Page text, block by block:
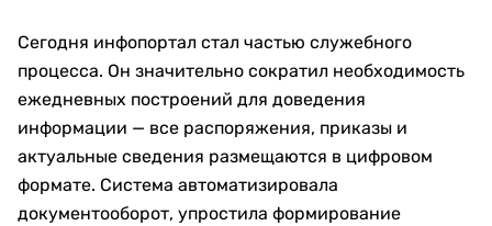
Сегодня инфопортал стал частью служебного
процесса. Он значительно сократил необходимость
ежедневных построений для доведения
информации — все распоряжения, приказы и
актуальные сведения размещаются в цифровом
формате. Система автоматизировала
документооборот, упростила формирование